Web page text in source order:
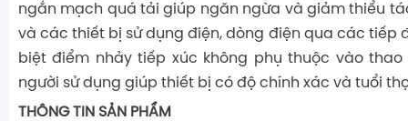
ngắn mạch quá tải giúp ngăn ngừa và giảm thiểu
và các thiết bị sử dụng điện, dòng điện qua các tiếp
biệt điểm nhảy tiếp xúc không phụ thuộc vào
người sử dụng giúp thiết bị có độ chính xác và tuổi
THÔNG TIN SẢN PHẨM